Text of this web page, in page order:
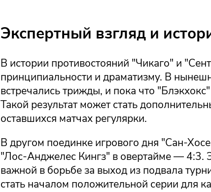
Экспертный взгляд и
В истории противостояний "Чикаго" и
принципиальности и драматизму. В
встречались трижды, и пока что
Такой результат может стать
оставшихся матчах регулярки.
В другом поединке игрового дня "Сан-
"Лос-Анджелес Кингз" в овертайме — 4:3.
важной в борьбе за выход из подвала
стать началом положительной серии для